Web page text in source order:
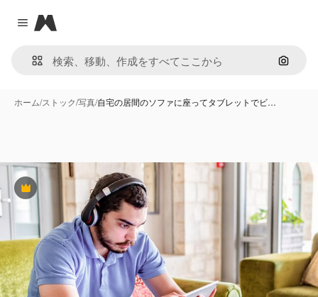
Close menu
Magnific
画像で
ホーム/ストック/写真/自宅の居間のソファに座ってタブレットでビ…
Premium